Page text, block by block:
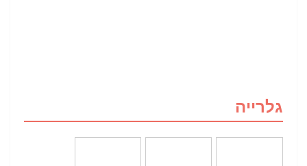
גלרייה